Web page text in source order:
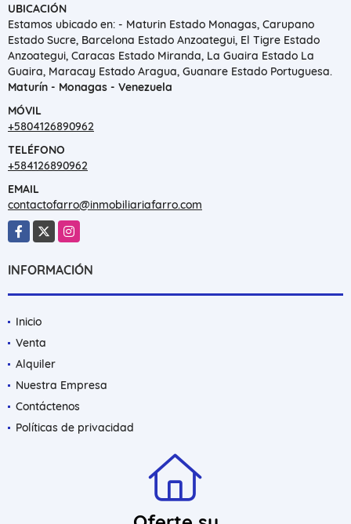
UBICACIÓN
Estamos ubicado en: - Maturin Estado Monagas, Carupano
Estado Sucre, Barcelona Estado Anzoategui, El Tigre Estado
Anzoategui, Caracas Estado Miranda, La Guaira Estado La
Guaira, Maracay Estado Aragua, Guanare Estado Portuguesa.
Maturín - Monagas - Venezuela
MÓVIL
+5804126890962
TELÉFONO
+584126890962
EMAIL
contactofarro@inmobiliariafarro.com
Facebook
X Instagram
INFORMACIÓN
Inicio
Venta
Alquiler
Nuestra Empresa
Contáctenos
Políticas de privacidad